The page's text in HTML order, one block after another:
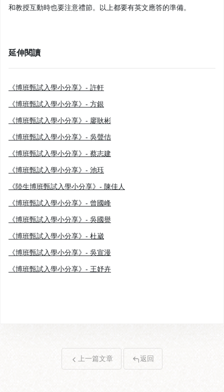
和教授互動時也要注意禮節。以上都要有英文應答的準備。
延伸閱讀
《博班甄試入學小分享》- 許軒
《博班甄試入學小分享》- 方銀
《博班甄試入學小分享》- 廖耿彬
《博班甄試入學小分享》- 吳聲佶
《博班甄試入學小分享》- 蔡志建
《博班甄試入學小分享》- 池珏
《陸生博班甄試入學小分享》- 陳佳人
《博班甄試入學小分享》- 曾國峰
《博班甄試入學小分享》- 吳國譽
《博班甄試入學小分享》- 杜崴
《博班甄試入學小分享》- 吳宣漫
《博班甄試入學小分享》- 王妤卉
上一篇文章 返回